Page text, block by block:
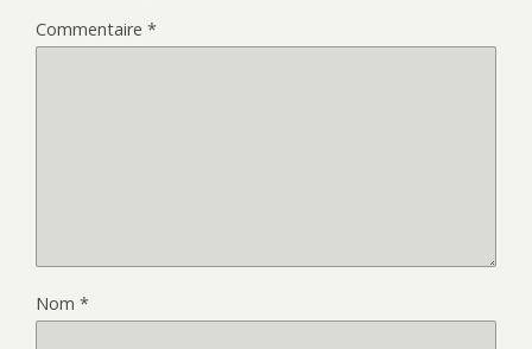
Commentaire *
Nom *